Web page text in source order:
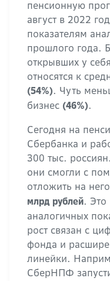
пенсионную
август в 2022
показателям
прошлого года.
открывших у
относятся к
(54%). Чуть
бизнес (46%).
Сегодня на
Сбербанка и
300 тыс.
они смогли с
отложить на
млрд рублей. Это
аналогичных
рост связан с
фонда и
линейки.
СберНПФ